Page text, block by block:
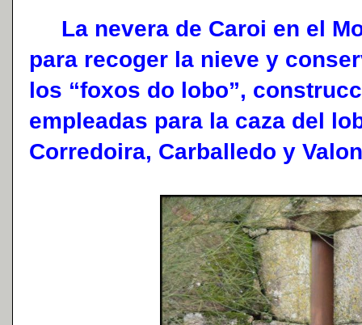
La nevera de Caroi en el
para recoger la nieve y
los “foxos do lobo”,
empleadas para la caza del
Corredoira, Carballedo y